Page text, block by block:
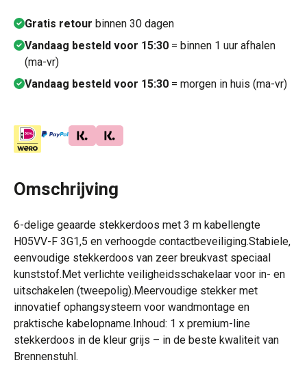
Gratis retour binnen 30 dagen
Vandaag besteld voor 15:30 = binnen 1 uur afhalen
(ma-vr)
Vandaag besteld voor 15:30 = morgen in huis (ma-vr)
Omschrijving
6-delige geaarde stekkerdoos met 3 m kabellengte
H05VV-F 3G1,5 en verhoogde contactbeveiliging.Stabiele,
eenvoudige stekkerdoos van zeer breukvast speciaal
kunststof.Met verlichte veiligheidsschakelaar voor in- en
uitschakelen (tweepolig).Meervoudige stekker met
innovatief ophangsysteem voor wandmontage en
praktische kabelopname.Inhoud: 1 x premium-line
stekkerdoos in de kleur grijs – in de beste kwaliteit van
Brennenstuhl.